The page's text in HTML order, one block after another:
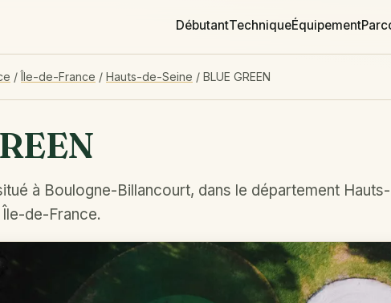
DébutantTechniqueÉquipement
/Île-de-France / Hauts-de-Seine / BLUE GREEN
à Boulogne-Billancourt, dans le département
de-France.